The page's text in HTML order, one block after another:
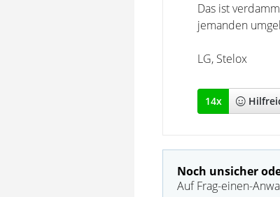
Das ist
jemanden
LG, Stelox
14x
Noch unsicher
Auf Frag-einen-